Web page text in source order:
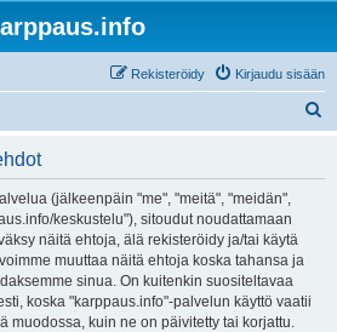
Kirjaudu sisään
Rekisteröidy
(jälkeenpäin "me", "meitä", "meidän",
keskustelu"), sitoudut noudattamaan
näitä ehtoja, älä rekisteröidy ja/tai käytä
muuttaa näitä ehtoja koska tahansa ja
sinua. On kuitenkin suositeltavaa
koska "karppaus.info"-palvelun käyttö vaatii
muodossa, kuin ne on päivitetty tai korjattu.